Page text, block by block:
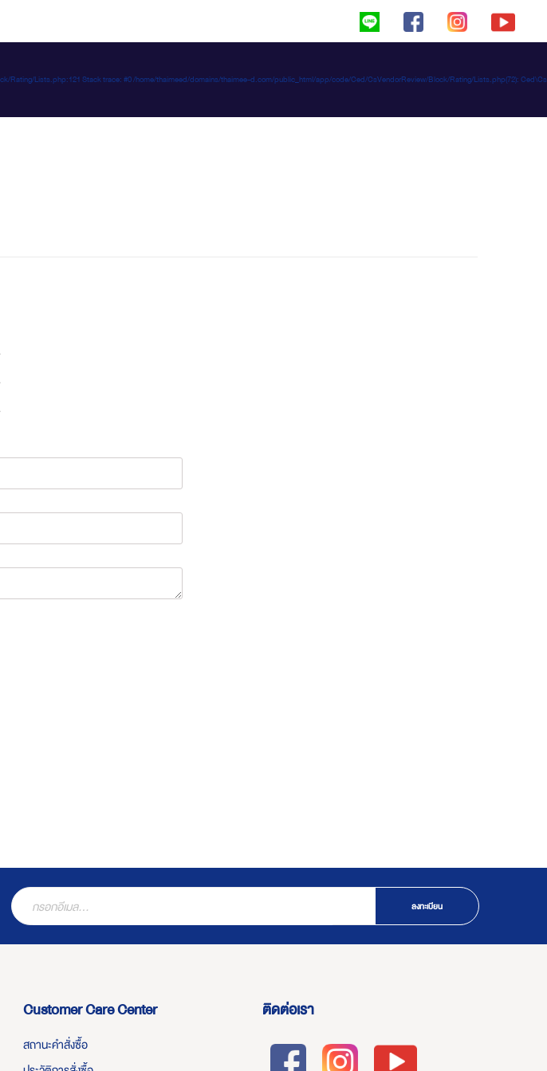
Lists.php:121 Stack trace: #0 /home/thaimeed/domains/thaimee-d.com/public_html/app/code/Ced/CsVendorReview/Block/Rating/Lists.php(72):
ลงทะเบียน
Customer Care Center
สถานะคำสั่งซื้อ
ติดต่อเรา